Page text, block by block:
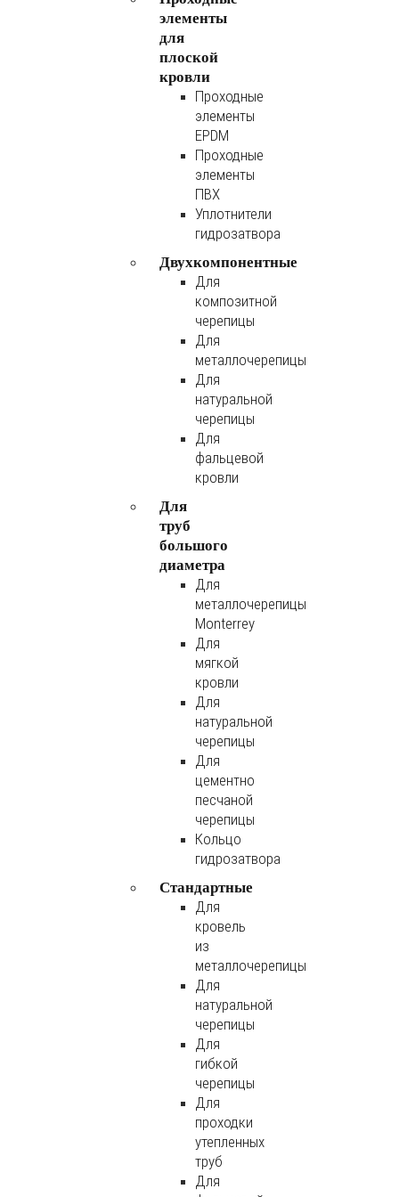
элементы
для
плоской
кровли
Проходные
элементы
EPDM
Проходные
элементы
ПВХ
Уплотнители
гидрозатвора
Двухкомпонентные
Для
композитной
черепицы
Для
металлочерепицы
Для
натуральной
черепицы
Для
фальцевой
кровли
Для
труб
большого
диаметра
Для
металлочерепицы
Monterrey
Для
мягкой
кровли
Для
натуральной
черепицы
Для
цементно
песчаной
черепицы
Кольцо
гидрозатвора
Стандартные
Для
кровель
из
металлочерепицы
Для
натуральной
черепицы
Для
гибкой
черепицы
Для
проходки
утепленных
труб
Для